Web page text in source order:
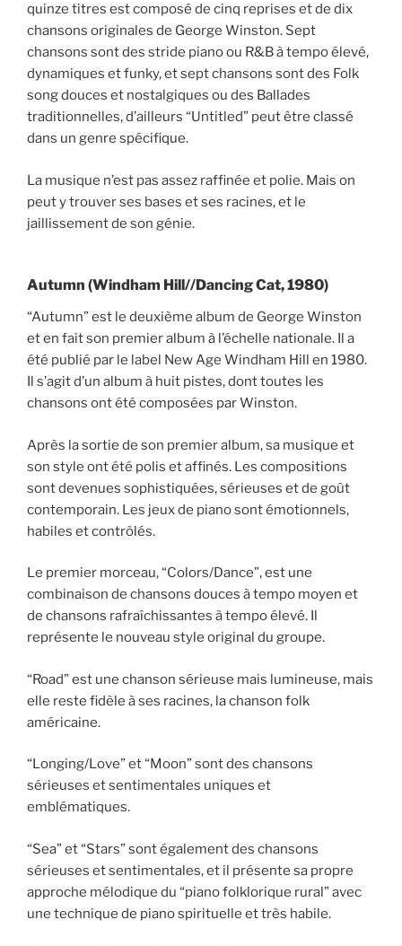
quinze titres est composé de cinq reprises et de dix
chansons originales de George Winston. Sept
chansons sont des stride piano ou R&B à tempo élevé,
dynamiques et funky, et sept chansons sont des Folk
song douces et nostalgiques ou des Ballades
traditionnelles, d’ailleurs “Untitled” peut être classé
dans un genre spécifique.
La musique n’est pas assez raffinée et polie. Mais on
peut y trouver ses bases et ses racines, et le
jaillissement de son génie.
Autumn (Windham Hill//Dancing Cat, 1980)
“Autumn” est le deuxième album de George Winston
et en fait son premier album à l’échelle nationale. Il a
été publié par le label New Age Windham Hill en 1980.
Il s’agit d’un album à huit pistes, dont toutes les
chansons ont été composées par Winston.
Après la sortie de son premier album, sa musique et
son style ont été polis et affinés. Les compositions
sont devenues sophistiquées, sérieuses et de goût
contemporain. Les jeux de piano sont émotionnels,
habiles et contrôlés.
Le premier morceau, “Colors/Dance”, est une
combinaison de chansons douces à tempo moyen et
de chansons rafraîchissantes à tempo élevé. Il
représente le nouveau style original du groupe.
“Road” est une chanson sérieuse mais lumineuse, mais
elle reste fidèle à ses racines, la chanson folk
américaine.
“Longing/Love” et “Moon” sont des chansons
sérieuses et sentimentales uniques et
emblématiques.
“Sea” et “Stars” sont également des chansons
sérieuses et sentimentales, et il présente sa propre
approche mélodique du “piano folklorique rural” avec
une technique de piano spirituelle et très habile.